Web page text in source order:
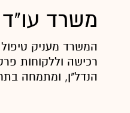
משרד
המשרד מעניק
רכישה וללקוחות
הנדל"ן, ומתמחה